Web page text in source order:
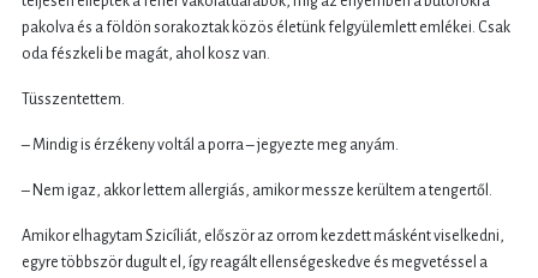
pakolva és a földön sorakoztak közös életünk felgyülemlett emlékei. Csak
oda fészkeli be magát, ahol kosz van.
Tüsszentettem.
– Mindig is érzékeny voltál a porra – jegyezte meg anyám.
– Nem igaz, akkor lettem allergiás, amikor messze kerültem a tengertől.
Amikor elhagytam Szicíliát, először az orrom kezdett másként viselkedni,
egyre többször dugult el, így reagált ellenségeskedve és megvetéssel a